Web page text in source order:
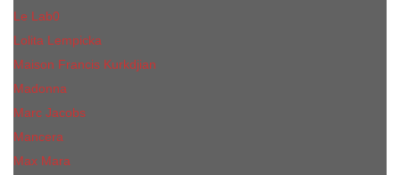
Lе Lab0
Lolita Lempicka
Maison Francis Kurkdjian
Madonna
Marc Jacobs
Mancera
Max Mara